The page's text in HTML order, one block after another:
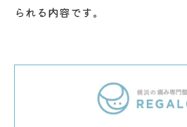
られる内容です。